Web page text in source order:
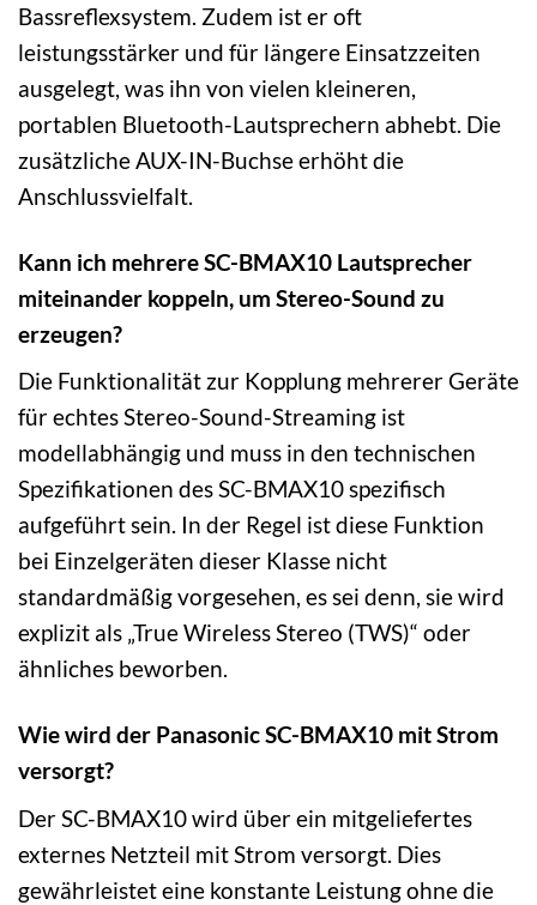
Bassreflexsystem. Zudem ist er oft
leistungsstärker und für längere Einsatzzeiten
ausgelegt, was ihn von vielen kleineren,
portablen Bluetooth-Lautsprechern abhebt. Die
zusätzliche AUX-IN-Buchse erhöht die
Anschlussvielfalt.
Kann ich mehrere SC-BMAX10 Lautsprecher
miteinander koppeln, um Stereo-Sound zu
erzeugen?
Die Funktionalität zur Kopplung mehrerer Geräte
für echtes Stereo-Sound-Streaming ist
modellabhängig und muss in den technischen
Spezifikationen des SC-BMAX10 spezifisch
aufgeführt sein. In der Regel ist diese Funktion
bei Einzelgeräten dieser Klasse nicht
standardmäßig vorgesehen, es sei denn, sie wird
explizit als „True Wireless Stereo (TWS)“ oder
ähnliches beworben.
Wie wird der Panasonic SC-BMAX10 mit Strom
versorgt?
Der SC-BMAX10 wird über ein mitgeliefertes
externes Netzteil mit Strom versorgt. Dies
gewährleistet eine konstante Leistung ohne die